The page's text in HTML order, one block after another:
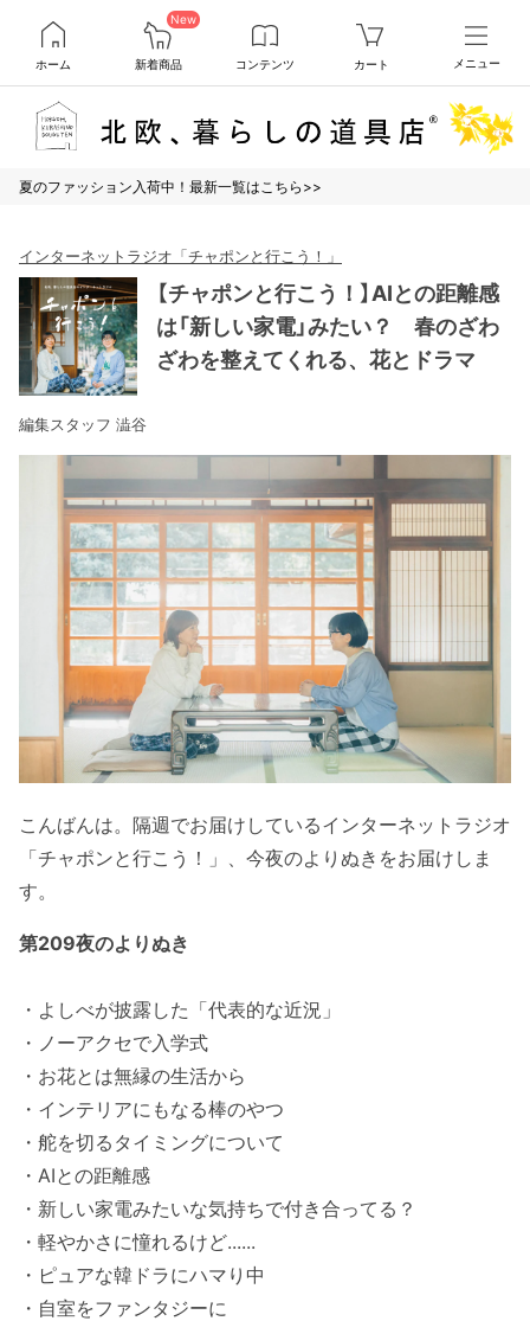
ホーム
New
新着商品 コンテンツ カート メニュー
夏のファッション入荷中！最新一覧はこちら>>
インターネットラジオ「チャポンと行こう！」
【チャポンと行こう！】AIとの距離感
は「新しい家電」みたい？ 春のざわ
ざわを整えてくれる、花とドラマ
編集スタッフ 澁谷
こんばんは。隔週でお届けしているインターネットラジオ
「チャポンと行こう！」、今夜のよりぬきをお届けしま
す。
第209夜のよりぬき
・よしべが披露した「代表的な近況」
・ノーアクセで入学式
・お花とは無縁の生活から
・インテリアにもなる棒のやつ
・舵を切るタイミングについて
・AIとの距離感
・新しい家電みたいな気持ちで付き合ってる？
・軽やかさに憧れるけど......
・ピュアな韓ドラにハマり中
・自室をファンタジーに